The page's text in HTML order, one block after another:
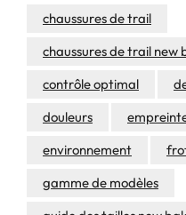
chaussures de trail
chaussures de trail new
contrôle optimal
douleurs
environnement
gamme de modèles